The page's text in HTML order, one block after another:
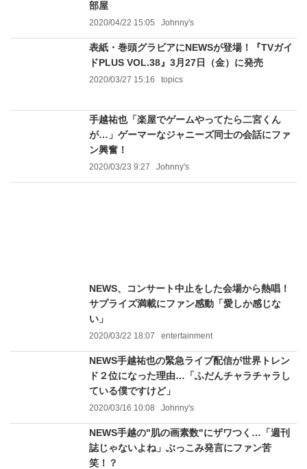
部屋
2020/04/22 15:05 Johnny's
表紙・巻頭グラビアにNEWSが登場！『TVガイ
ドPLUS VOL.38』3月27日（金）に発売
2020/03/27 15:16 topics
手越祐也「楽屋でゲームやってたら二宮くん
が…」ゲーマーなジャニーズ同士の会話にファ
ン興奮！
2020/03/23 9:27 Johnny's
NEWS、コンサート中止をした会場から熱唱！
サプライズ満載にファン感動「愛しか感じな
い」
2020/03/22 18:07 entertainment
NEWS手越祐也の緊急ライブ配信が世界トレン
ド２位になった理由…「ふだんチャラチャラし
ている僕ですけど」
2020/03/16 10:08 Johnny's
NEWS手越の"肌の画素数"にザワつく…「週刊
誌じゃないよね」ぶっこみ発言にファン苦
笑！？